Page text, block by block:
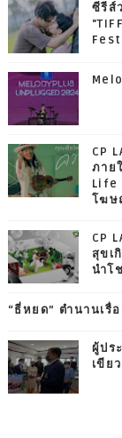
ซีรีส์
CP
ภาย
Life
โฆษ
CP
สุขเ
นำโ
“ธี่หยด” ตำนานเรื่
ผู้ปร
เขีย